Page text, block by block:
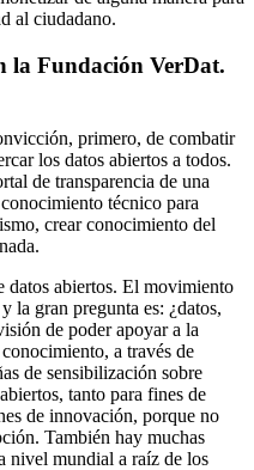
al ciudadano.
la Fundación VerDat.
primero, de combatir
los datos abiertos a todos.
de transparencia de una
técnico para
crear conocimiento del
datos abiertos. El movimiento
la gran pregunta es: ¿datos,
de poder apoyar a la
a través de
de sensibilización sobre
tanto para fines de
de innovación, porque no
También hay muchas
nivel mundial a raíz de los